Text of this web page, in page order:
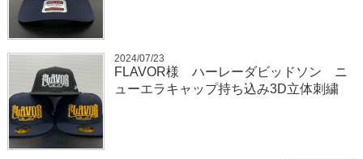
2024/07/23
FLAVOR様 ハーレーダビッドソン ニ
ューエラキャップ持ち込み3D立体刺繍